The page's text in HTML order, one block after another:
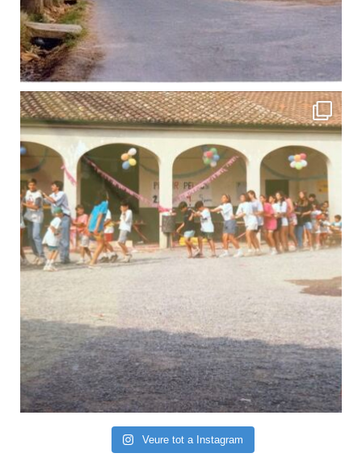
Veure tot a Instagram